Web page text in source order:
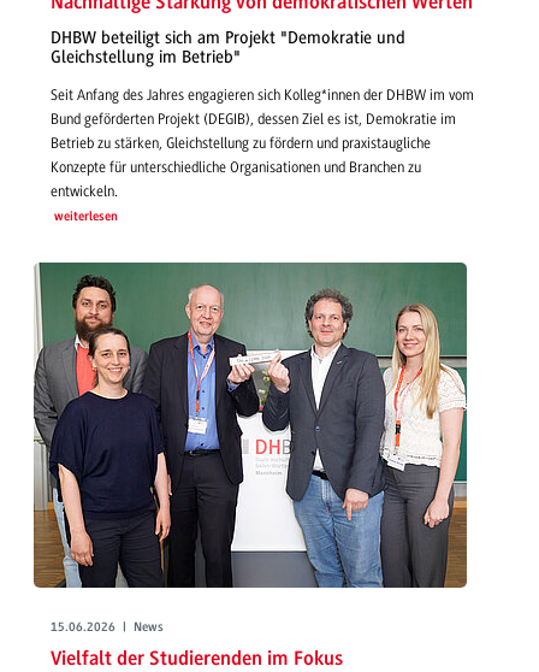
DHBW beteiligt sich am Projekt "Demokratie und
Gleichstellung im Betrieb"
Seit Anfang des Jahres engagieren sich Kolleg*innen der DHBW im vom
Bund geförderten Projekt (DEGIB), dessen Ziel es ist, Demokratie im
Betrieb zu stärken, Gleichstellung zu fördern und praxistaugliche
Konzepte für unterschiedliche Organisationen und Branchen zu
entwickeln.
weiterlesen
15.06.2026 | News
Vielfalt der Studierenden im Fokus